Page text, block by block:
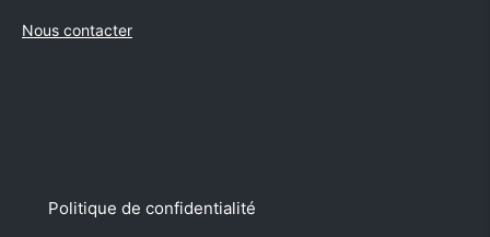
Nous contacter
Politique de confidentialité